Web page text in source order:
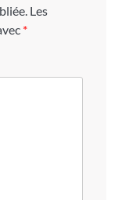
Les
*